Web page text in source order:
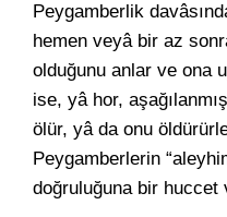
Peygamberlik
hemen veyâ bir az
olduğunu anlar ve ona
ise, yâ hor,
ölür, yâ da onu
Peygamberlerin
doğruluğuna bir huccet